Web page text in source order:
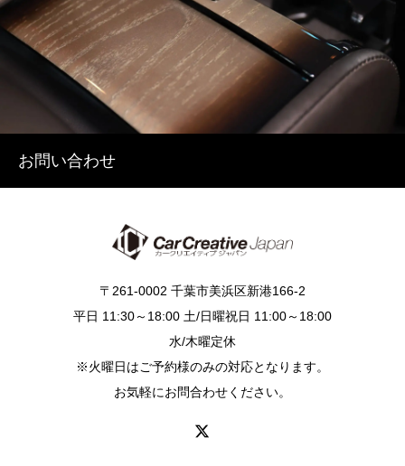
お問い合わせ
〒261-0002 千葉市美浜区新港166-2
平日 11:30～18:00 土/日曜祝日 11:00～18:00
水/木曜定休
※火曜日はご予約様のみの対応となります。
お気軽にお問合わせください。